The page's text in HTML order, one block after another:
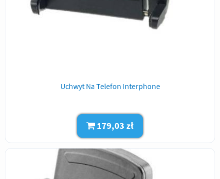
Uchwyt Na Telefon Interphone
179,03 zł